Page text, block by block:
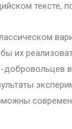
тексте,
их
добровольцев